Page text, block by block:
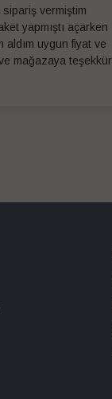
vermiştim
yapmıştı açarken
aldım uygun fiyat ve
mağazaya teşekkür